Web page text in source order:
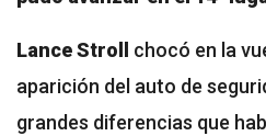
Lance Stroll
chocó en la
aparición del auto de
grandes diferencias que